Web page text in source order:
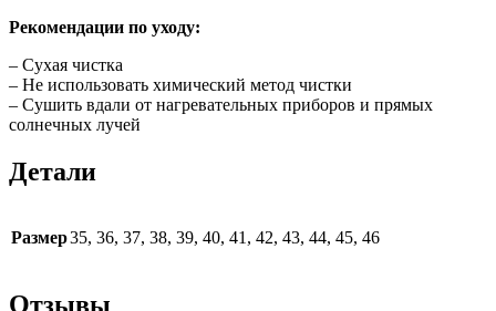
Рекомендации по уходу:
– Сухая чистка
– Не использовать химический метод чистки
– Сушить вдали от нагревательных приборов и прямых
солнечных лучей
Детали
Размер35, 36, 37, 38, 39, 40, 41, 42, 43, 44, 45, 46
Отзывы